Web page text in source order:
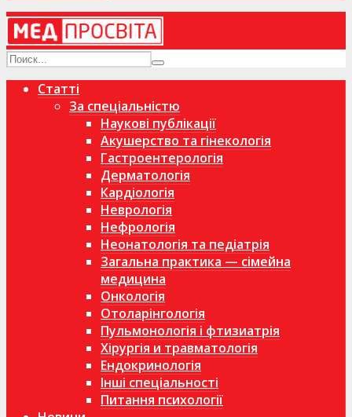
Статті
За спеціальністю
Наукові публікації
Акушерство та гінекологія
Гастроентерологія
Дерматологія
Кардіологія
Неврологія
Нефрологія
Неонатологія та педіатрія
Загальна практика — сімейна
медицина
Онкологія
Отоларінгологія
Пульмонологія і фтизиатрія
Хірургія и травматологія
Ендокринологія
Інші спеціальності
Питання психології